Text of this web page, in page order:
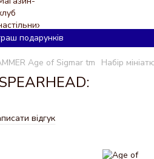
подарунків
Age of Sigmar tm Набір
відгук